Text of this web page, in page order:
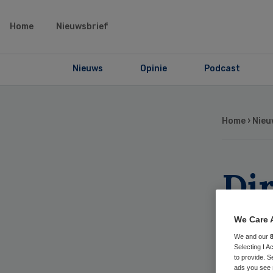
Home Nieuwsbrief
Nieuws Opinie Podcast
Home ›
We Care
We and our
Selecting I
to provide.
ads you see